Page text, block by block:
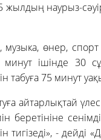
жылдың наурыз-
өнер, спорт
ішінде 30
75 минут
айтарлықтай
беретініне
тигізеді», - дейді